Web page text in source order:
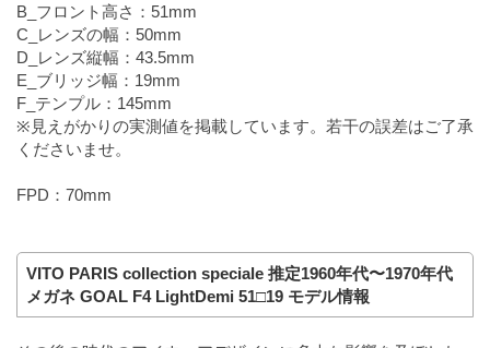
B_フロント高さ：51mm
C_レンズの幅：50mm
D_レンズ縦幅：43.5mm
E_ブリッジ幅：19mm
F_テンプル：145mm
※見えがかりの実測値を掲載しています。若干の誤差はご了承
くださいませ。
FPD：70mm
VITO PARIS collection speciale 推定1960年代〜1970年代
メガネ GOAL F4 LightDemi 51□19 モデル情報